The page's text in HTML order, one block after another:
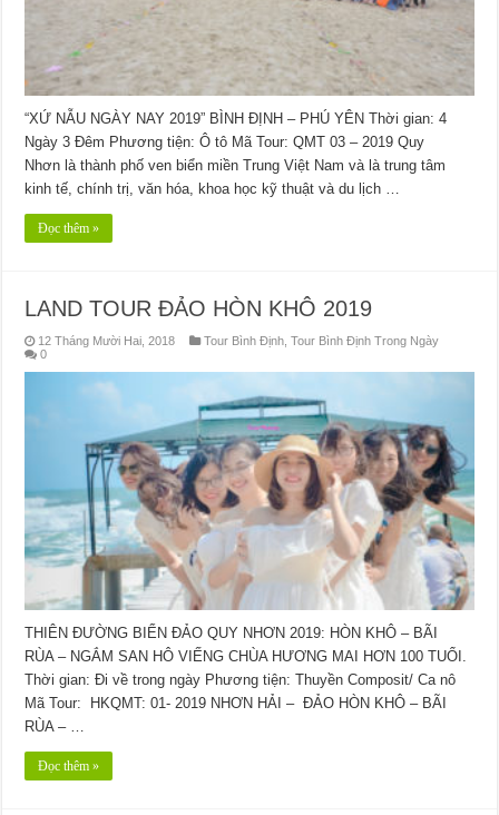
“XỨ NẪU NGÀY NAY 2019” BÌNH ĐỊNH – PHÚ YÊN Thời gian: 4
Ngày 3 Đêm Phương tiện: Ô tô Mã Tour: QMT 03 – 2019 Quy
Nhơn là thành phố ven biển miền Trung Việt Nam và là trung tâm
kinh tế, chính trị, văn hóa, khoa học kỹ thuật và du lịch …
Đọc thêm »
LAND TOUR ĐẢO HÒN KHÔ 2019
12 Tháng Mười Hai, 2018 Tour Bình Định ,Tour Bình Định Trong Ngày
0
THIÊN ĐƯỜNG BIỂN ĐẢO QUY NHƠN 2019: HÒN KHÔ – BÃI
RÙA – NGẮM SAN HÔ VIẾNG CHÙA HƯƠNG MAI HƠN 100 TUỔI.
Thời gian: Đi về trong ngày Phương tiện: Thuyền Composit/ Ca nô
Mã Tour: HKQMT: 01- 2019 NHƠN HẢI – ĐẢO HÒN KHÔ – BÃI
RÙA – …
Đọc thêm »